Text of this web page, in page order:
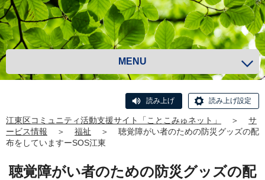
MENU
読み上げ 読み上げ設定
江東区コミュニティ活動支援サイト「ことこみゅネット」 ＞
サ
ービス情報
＞ 福祉 ＞
聴覚障がい者のための防災グッズの配
布をしていますーSOS江東
聴覚障がい者のための防災グッズの配